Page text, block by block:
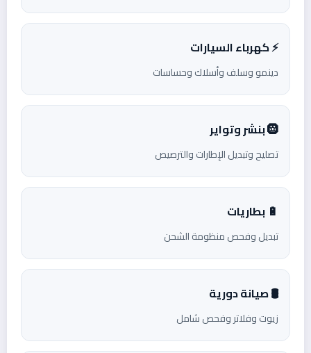
⚡ كهرباء السيارات
دينمو وسلف وأسلاك وحساسات
🛞 بنشر وتواير
تصليح وتبديل الإطارات والترصيص
🔋 بطاريات
تبديل وفحص منظومة الشحن
🛢️ صيانة دورية
زيوت وفلاتر وفحص شامل